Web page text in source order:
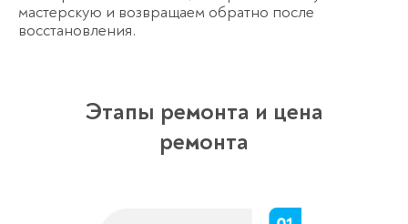
мастерскую и возвращаем обратно после
восстановления.
Этапы ремонта и цена
ремонта